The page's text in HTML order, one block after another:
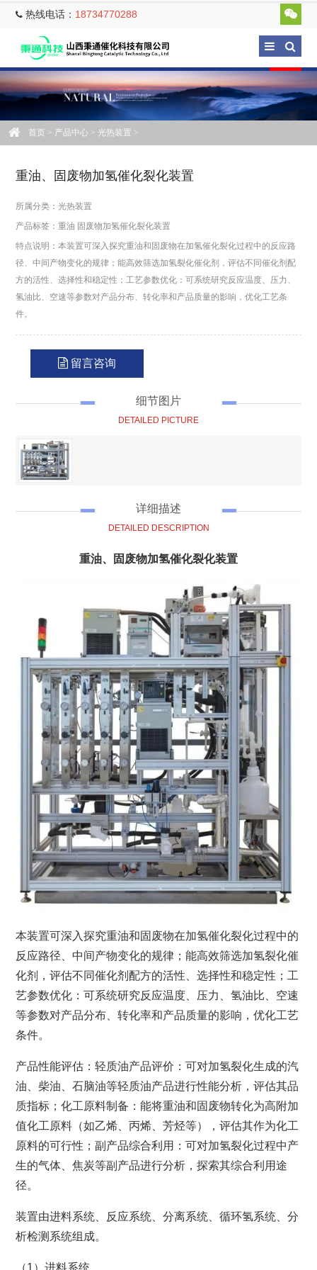
热线电话： 18734770288
首页 > 产品中心 > 光热装置 >
重油、固废物加氢催化裂化装置
所属分类：光热装置
产品标签：重油 固废物加氢催化裂化装置
特点说明：本装置可深入探究重油和固废物在加氢催化裂化过程中的反应路
径、中间产物变化的规律；能高效筛选加氢裂化催化剂，评估不同催化剂配
方的活性、选择性和稳定性；工艺参数优化：可系统研究反应温度、压力、
氢油比、空速等参数对产品分布、转化率和产品质量的影响，优化工艺条
件。
留言咨询
细节图片
DETAILED PICTURE
详细描述
DETAILED DESCRIPTION
重油、固废物加氢催化裂化装置
本装置可深入探究重油和固废物在加氢催化裂化过程中的
反应路径、中间产物变化的规律；能高效筛选加氢裂化催
化剂，评估不同催化剂配方的活性、选择性和稳定性；工
艺参数优化：可系统研究反应温度、压力、氢油比、空速
等参数对产品分布、转化率和产品质量的影响，优化工艺
条件。
产品性能评估：轻质油产品评价：可对加氢裂化生成的汽
油、柴油、石脑油等轻质油产品进行性能分析，评估其品
质指标；化工原料制备：能将重油和固废物转化为高附加
值化工原料（如乙烯、丙烯、芳烃等），评估其作为化工
原料的可行性；副产品综合利用：可对加氢裂化过程中产
生的气体、焦炭等副产品进行分析，探索其综合利用途
径。
装置由进料系统、反应系统、分离系统、循环氢系统、分
析检测系统组成。
（1）进料系统